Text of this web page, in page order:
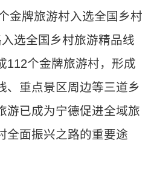
金牌旅游村入选全国乡村
选全国乡村旅游精品线
112个金牌旅游村，形成
、重点景区周边等三道乡
游已成为宁德促进全域旅
全面振兴之路的重要途